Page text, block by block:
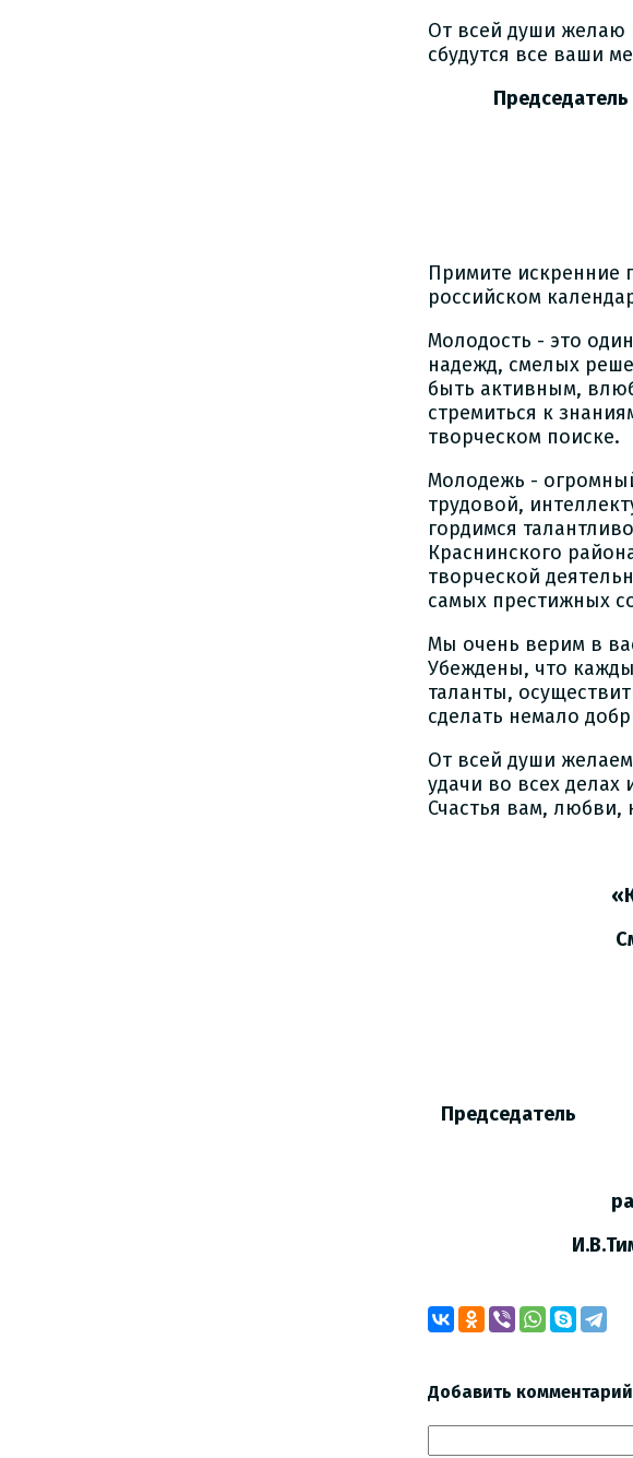
От всей души желаю
сбудутся все ваши
Председатель
И.В.
Примите искренние
российском
Молодость - это
надежд, смелых
быть активным,
стремиться к
творческом поиске.
Молодежь -
трудовой,
гордимся
Краснинского
творческой
самых престижных
Мы очень верим в
Убеждены, что
таланты,
сделать немало
От всей души
удачи во всех делах
Счастья вам,
Председатель
Добавить комментарий